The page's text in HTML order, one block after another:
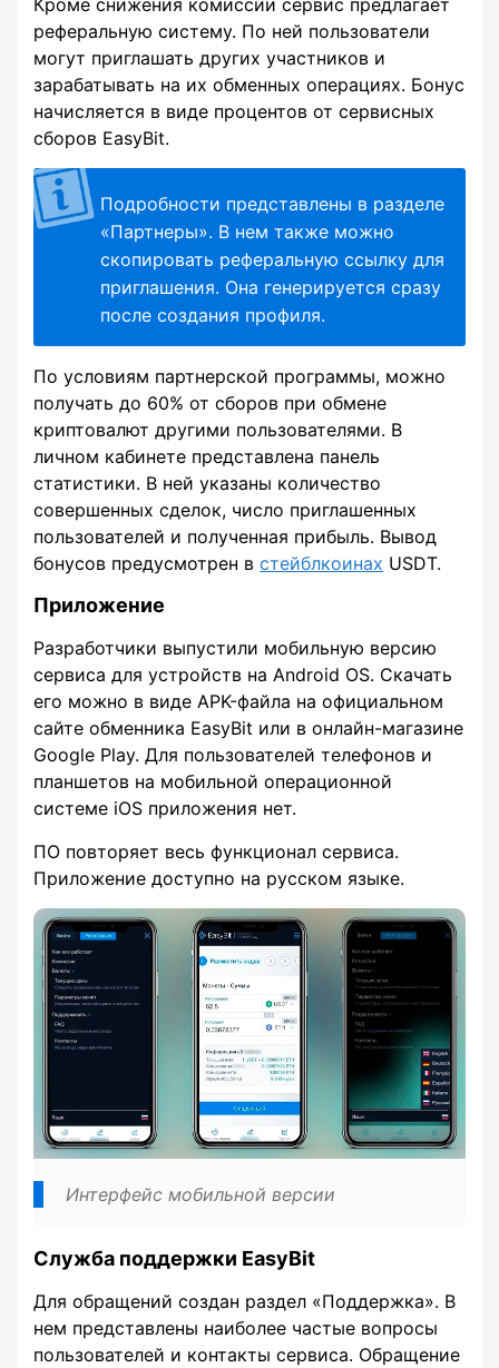
реферальную систему. По ней пользователи
могут приглашать других участников и
зарабатывать на их обменных операциях. Бонус
начисляется в виде процентов от сервисных
сборов EasyBit.
Подробности представлены в разделе
«Партнеры». В нем также можно
скопировать реферальную ссылку для
приглашения. Она генерируется сразу
после создания профиля.
По условиям партнерской программы, можно
получать до 60% от сборов при обмене
криптовалют другими пользователями. В
личном кабинете представлена панель
статистики. В ней указаны количество
совершенных сделок, число приглашенных
пользователей и полученная прибыль. Вывод
бонусов предусмотрен в стейблкоинах USDT.
Приложение
Разработчики выпустили мобильную версию
сервиса для устройств на Android OS. Скачать
его можно в виде APK-файла на официальном
сайте обменника EasyBit или в онлайн-магазине
Google Play. Для пользователей телефонов и
планшетов на мобильной операционной
системе iOS приложения нет.
ПО повторяет весь функционал сервиса.
Приложение доступно на русском языке.
Интерфейс мобильной версии
Служба поддержки EasyBit
Для обращений создан раздел «Поддержка». В
нем представлены наиболее частые вопросы
пользователей и контакты сервиса. Обращение